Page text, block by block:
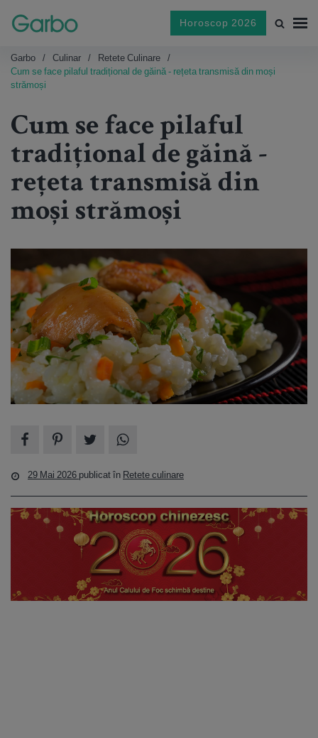
Horoscop 2026
Garbo Culinar
Retete Culinare
Cum se face pilaful tradițional de găină - rețeta transmisă din moși
strămoși
Cum se face pilaful
tradițional de găină -
rețeta transmisă din
moși strămoși
29 Mai 2026 publicat în Retete culinare